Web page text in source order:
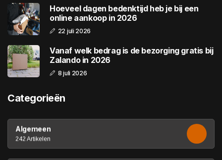
Hoeveel dagen bedenktijd heb je bij een
online aankoop in 2026
22 juli 2026
Vanaf welk bedrag is de bezorging gratis bij
Zalando in 2026
8 juli 2026
Categorieën
Algemeen
242 Artikelen